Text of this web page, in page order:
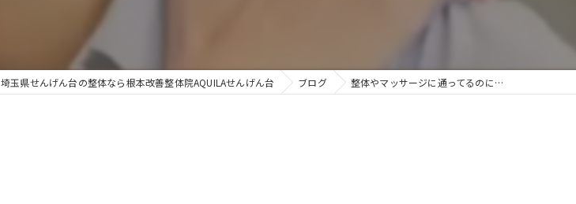
埼玉県せんげん台の整体なら根本改善整体院AQUILAせんげん台 ブログ 整体やマッサージに通ってるのに…